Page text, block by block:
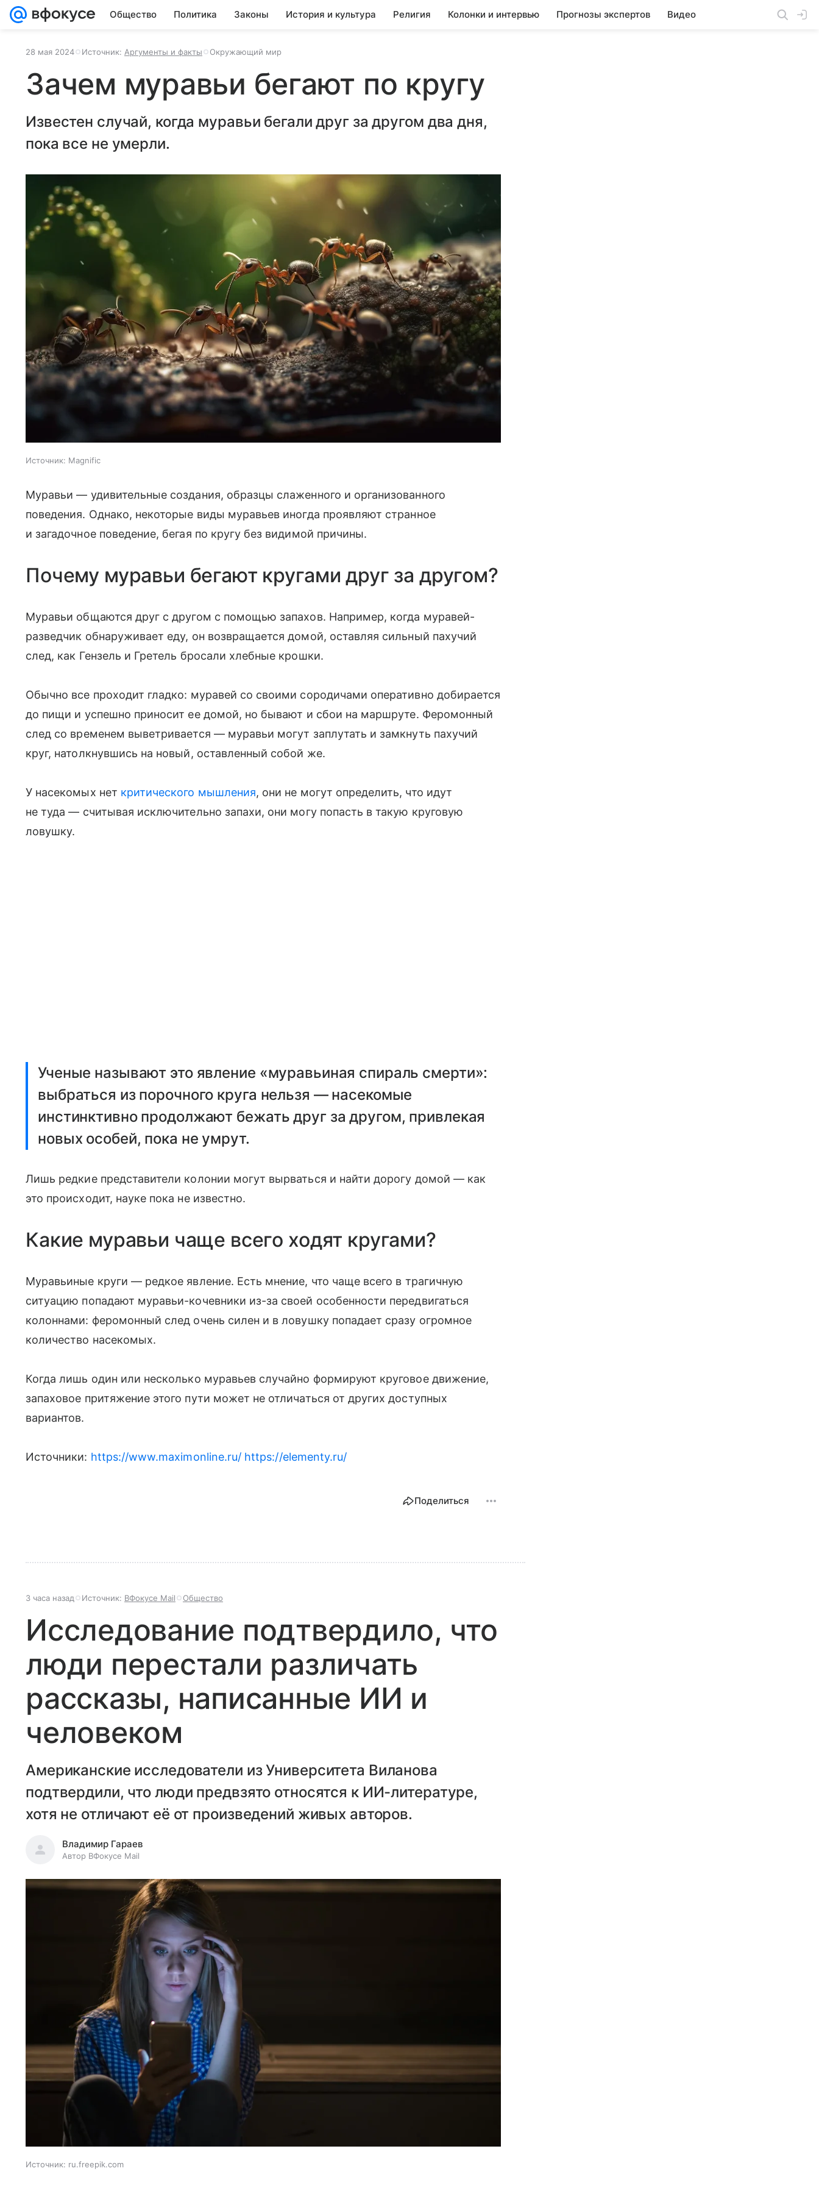
Общество Политика Законы История и культура Религия Колонки и интервью Прогнозы экспертов Видео
28 мая 2024 Источник: Аргументы и факты Окружающий мир
Зачем муравьи бегают по кругу
Известен случай, когда муравьи бегали друг за другом два дня,
пока все не умерли.
Источник: Magnific
Муравьи — удивительные создания, образцы слаженного и организованного
поведения. Однако, некоторые виды муравьев иногда проявляют странное
и загадочное поведение, бегая по кругу без видимой причины.
Почему муравьи бегают кругами друг за другом?
Муравьи общаются друг с другом с помощью запахов. Например, когда муравей-
разведчик обнаруживает еду, он возвращается домой, оставляя сильный пахучий
след, как Гензель и Гретель бросали хлебные крошки.
Обычно все проходит гладко: муравей со своими сородичами оперативно добирается
до пищи и успешно приносит ее домой, но бывают и сбои на маршруте. Феромонный
след со временем выветривается — муравьи могут заплутать и замкнуть пахучий
круг, натолкнувшись на новый, оставленный собой же.
У насекомых нет критического мышления, они не могут определить, что идут
не туда — считывая исключительно запахи, они могу попасть в такую круговую
ловушку.
Ученые называют это явление «муравьиная спираль смерти»:
выбраться из порочного круга нельзя — насекомые
инстинктивно продолжают бежать друг за другом, привлекая
новых особей, пока не умрут.
Лишь редкие представители колонии могут вырваться и найти дорогу домой — как
это происходит, науке пока не известно.
Какие муравьи чаще всего ходят кругами?
Муравьиные круги — редкое явление. Есть мнение, что чаще всего в трагичную
ситуацию попадают муравьи-кочевники из-за своей особенности передвигаться
колоннами: феромонный след очень силен и в ловушку попадает сразу огромное
количество насекомых.
Когда лишь один или несколько муравьев случайно формируют круговое движение,
запаховое притяжение этого пути может не отличаться от других доступных
вариантов.
Источники: https://www.maximonline.ru/ https://elementy.ru/
Поделиться
3 часа назад Источник: ВФокусе Mail Общество
Исследование подтвердило, что
люди перестали различать
рассказы, написанные ИИ и
человеком
Американские исследователи из Университета Виланова
подтвердили, что люди предвзято относятся к ИИ-литературе,
хотя не отличают её от произведений живых авторов.
Владимир Гараев
Автор ВФокусе Mail
Источник: ru.freepik.com